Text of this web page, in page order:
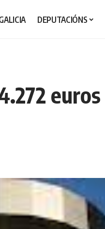
DEPUTACIÓNS